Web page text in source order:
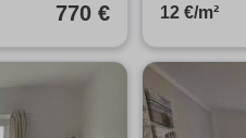
770 € 12 €/m²